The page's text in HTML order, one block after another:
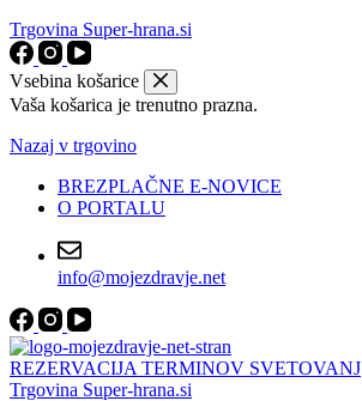
Trgovina Super-hrana.si
Vsebina košarice
Vaša košarica je trenutno prazna.
Nazaj v trgovino
BREZPLAČNE E-NOVICE
O PORTALU
info@mojezdravje.net
REZERVACIJA TERMINOV SVETOVANJ
Trgovina Super-hrana.si